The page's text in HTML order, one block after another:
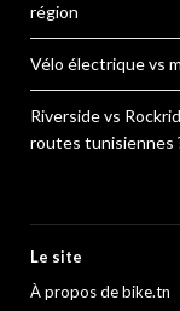
région
Vélo électrique vs
Riverside vs
routes tunisiennes
Le site
À propos de bike.tn